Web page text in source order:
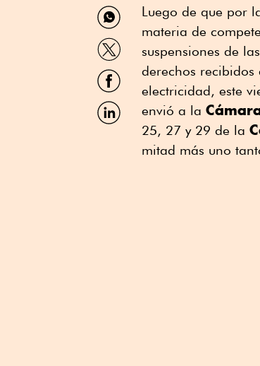
Compartir
por
WhatsApp
Compartir
por
Twitter
Compartir
por
Facebook
Compartir
por
Luego de que por
materia de
suspensiones de
derechos
electricidad, este
envió a la
25, 27 y 29 de la
mitad más uno